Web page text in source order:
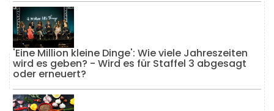
'Eine Million kleine Dinge': Wie viele Jahreszeiten
wird es geben? - Wird es für Staffel 3 abgesagt
oder erneuert?